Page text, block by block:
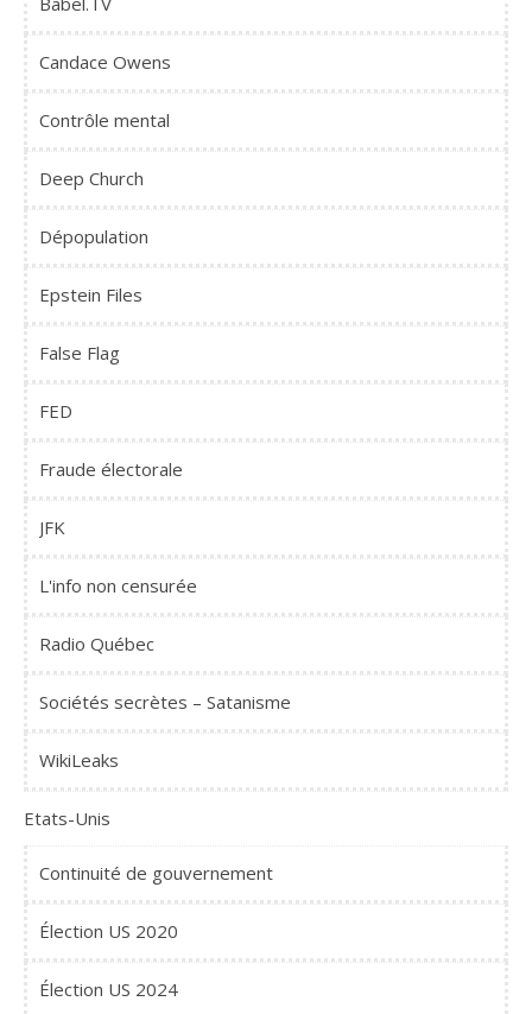
Candace Owens
Contrôle mental
Deep Church
Dépopulation
Epstein Files
False Flag
FED
Fraude électorale
JFK
L'info non censurée
Radio Québec
Sociétés secrètes – Satanisme
WikiLeaks
Etats-Unis
Continuité de gouvernement
Élection US 2020
Élection US 2024